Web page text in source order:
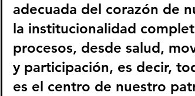
adecuada del corazón de
la institucionalidad
procesos, desde salud,
y participación, es decir,
es el centro de nuestro